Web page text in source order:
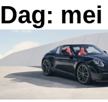
Dag: mei